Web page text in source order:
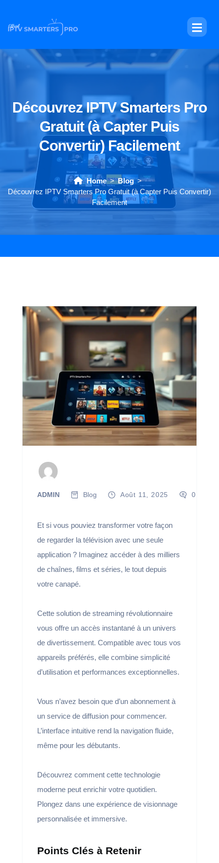
Découvrez IPTV Smarters Pro
Gratuit (à Capter Puis
Convertir) Facilement
Home
Blog
Découvrez IPTV Smarters Pro Gratuit (à Capter Puis Convertir)
Facilement
ADMIN Blog Août 11, 2025 0
Et si vous pouviez transformer votre façon
de regarder la télévision avec une seule
application ? Imaginez accéder à des milliers
de chaînes, films et séries, le tout depuis
votre canapé.
Cette solution de streaming révolutionnaire
vous offre un accès instantané à un univers
de divertissement. Compatible avec tous vos
appareils préférés, elle combine simplicité
d’utilisation et performances exceptionnelles.
Vous n’avez besoin que d’un abonnement à
un service de diffusion pour commencer.
L’interface intuitive rend la navigation fluide,
même pour les débutants.
Découvrez comment cette technologie
moderne peut enrichir votre quotidien.
Plongez dans une expérience de visionnage
personnalisée et immersive.
Points Clés à Retenir